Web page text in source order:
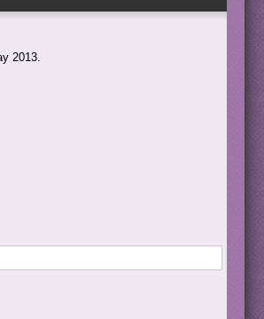
2013.